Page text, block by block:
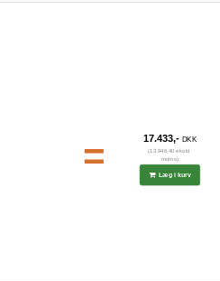
= 17.433,- DKK
(13.946,40 ekskl.
moms)
Læg i kurv